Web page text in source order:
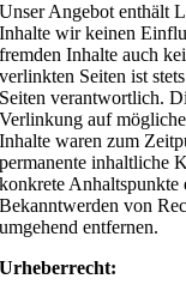
Unser Angebot enthält
Inhalte wir keinen
fremden Inhalte auch
verlinkten Seiten ist
Seiten verantwortlich.
Verlinkung auf
Inhalte waren zum
permanente inhaltliche
konkrete Anhaltspunkte
Bekanntwerden von
umgehend entfernen.
Urheberrecht: